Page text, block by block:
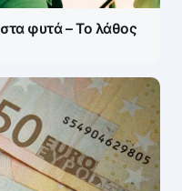
φυτά – Το λάθος